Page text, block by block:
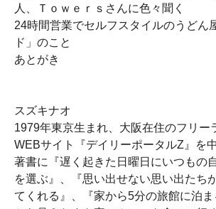
人、Ｔｏｗｅｒｓさんに色々聞く
24時間営業でセルフスタイルのうどん
ド」のこと
あとがき
スズキナオ
1979年東京生まれ、大阪在住のフリー
WEBサイト『デイリーポータルZ』を
著書に『遅く起きた日曜日にいつもの
を選ぶ』、『思い出せない思い出たち
てくれる』、『家から5分の旅館に泊